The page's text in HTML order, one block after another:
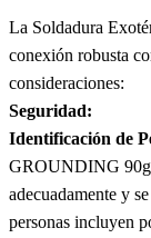
La Soldadura
conexión robusta
consideraciones:
Seguridad:
Identificación de
GROUNDING 90g
adecuadamente y
personas incluyen